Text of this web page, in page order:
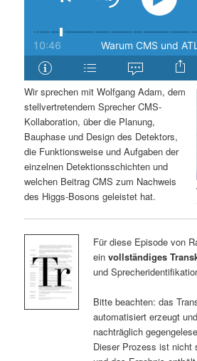
n
g
e
n
r
i
n
g
e
Wir sprechen mit Wolfgang Adam, dem
stellvertretendem Sprecher CMS-
Kollaboration, über die Planung,
Bauphase und Design des Detektors,
die Funktionsweise und Aufgaben der
einzelnen Detektionsschichten und
welchen Beitrag CMS zum Nachweis
des Higgs-Bosons geleistet hat.
Für diese Episode von
ein vollständiges
und
Bitte beachten: das
automatisiert erzeugt
nachträglich
Dieser Prozess ist nicht